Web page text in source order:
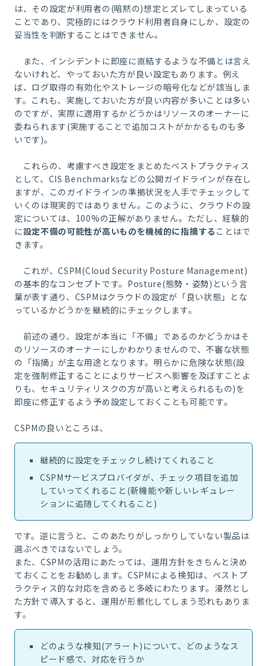
は、その設定が利用者の(暗黙の)想定とズレてしまっている
ことであり、究極的にはクラウド利用者自身にしか、設定の
妥当性を判断することはできません。
また、インシデントに即座に直結するような不備とは言え
ないけれど、やっておいた方が良い設定もあります。例え
ば、ログ取得の有効化やストレージの暗号化などが該当しま
す。これも、実施しておいた方が良い内容が多いことは多い
のですが、実際に適用するかどうかはリソースのオーナーに
委ねられます(実施することで追加コストがかかるものも多
いです)。
これらの、考慮すべき設定をまとめたベストプラクティス
として、CIS Benchmarksなどの公開ガイドラインが存在し
ますが、このガイドラインの準拠状況を人手でチェックして
いくのは現実的ではありません。このように、クラウドの設
定については、100%の正解がありません。ただし、経験的
に設定不備の可能性が高いものを機械的に指摘する ことはで
きます。
これが、CSPM(Cloud Security Posture Management)
の基本的なコンセプトです。Posture(態勢・姿勢)という言
葉が表す通り、CSPMはクラウドの設定が「良い状態」とな
っているかどうかを継続的にチェックします。
前述の通り、設定が本当に「不備」であるのかどうかはそ
のリソースのオーナーにしかわかりませんので、不審な状態
の「指摘」が主な用途となります。明らかに危険な状態(設
定を強制修正することによりサービスへ影響を及ぼすことよ
りも、セキュリティリスクの方が高いと考えられるもの)を
即座に修正するよう予め設定しておくことも可能です。
CSPMの良いところは、
継続的に設定をチェックし続けてくれること
CSPMサービスプロバイダが、チェック項目を追加
していってくれること(新機能や新しいレギュレー
ションに追随してくれること)
です。逆に言うと、このあたりがしっかりしていない製品は
選ぶべきではないでしょう。
また、CSPMの活用にあたっては、運用方針をきちんと決め
ておくことをお勧めします。CSPMによる検知は、ベストプ
ラクティス的な対応を含めると多岐にわたります。漫然とし
た方針で導入すると、運用が形骸化してしまう恐れもありま
す。
どのような検知(アラート)について、どのようなス
ピード感で、対応を行うか